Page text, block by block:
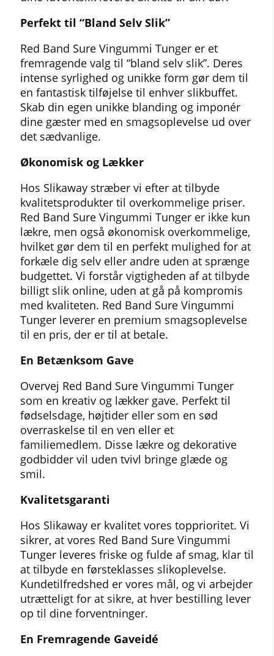
Perfekt til “Bland Selv Slik”
Red Band Sure Vingummi Tunger er et
fremragende valg til “bland selv slik”. Deres
intense syrlighed og unikke form gør dem til
en fantastisk tilføjelse til enhver slikbuffet.
Skab din egen unikke blanding og imponér
dine gæster med en smagsoplevelse ud over
det sædvanlige.
Økonomisk og Lækker
Hos Slikaway stræber vi efter at tilbyde
kvalitetsprodukter til overkommelige priser.
Red Band Sure Vingummi Tunger er ikke kun
lækre, men også økonomisk overkommelige,
hvilket gør dem til en perfekt mulighed for at
forkæle dig selv eller andre uden at sprænge
budgettet. Vi forstår vigtigheden af at tilbyde
billigt slik online, uden at gå på kompromis
med kvaliteten. Red Band Sure Vingummi
Tunger leverer en premium smagsoplevelse
til en pris, der er til at betale.
En Betænksom Gave
Overvej Red Band Sure Vingummi Tunger
som en kreativ og lækker gave. Perfekt til
fødselsdage, højtider eller som en sød
overraskelse til en ven eller et
familiemedlem. Disse lækre og dekorative
godbidder vil uden tvivl bringe glæde og
smil.
Kvalitetsgaranti
Hos Slikaway er kvalitet vores topprioritet. Vi
sikrer, at vores Red Band Sure Vingummi
Tunger leveres friske og fulde af smag, klar til
at tilbyde en førsteklasses slikoplevelse.
Kundetilfredshed er vores mål, og vi arbejder
utrætteligt for at sikre, at hver bestilling lever
op til dine forventninger.
En Fremragende Gaveidé